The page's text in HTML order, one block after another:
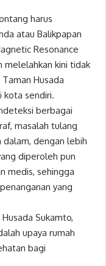
harus
atau Balikpapan
Resonance
melelahkan kini tidak
Husada
kota sendiri.
berbagai
masalah tulang
dengan lebih
diperoleh pun
medis, sehingga
yang
Sukamto,
upaya rumah
bagi